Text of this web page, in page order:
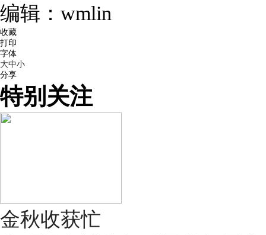
编辑：wmlin
收藏
打印
字体
大中小
分享
特别关注
金秋收获忙